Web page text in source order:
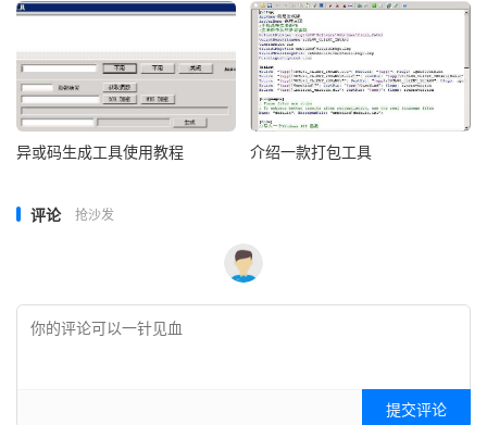
异或码生成工具使用教程 介绍一款打包工具
评论 抢沙发
提交评论